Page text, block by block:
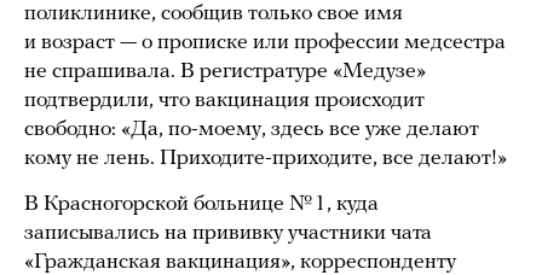
поликлинике, сообщив только свое имя
и возраст — о прописке или профессии медсестра
не спрашивала. В регистратуре «Медузе»
подтвердили, что вакцинация происходит
свободно: «Да, по-моему, здесь все уже делают
кому не лень. Приходите-приходите, все делают!»
В Красногорской больнице № 1, куда
записывались на прививку участники чата
«Гражданская вакцинация», корреспонденту